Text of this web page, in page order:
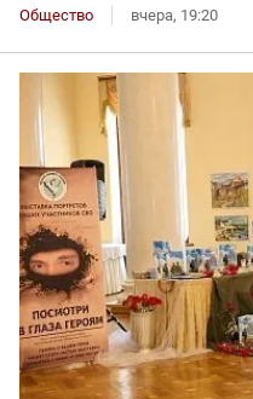
Общество вчера, 19:20